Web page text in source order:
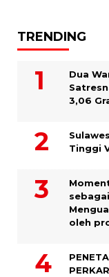
TRENDING
Dua
3,06
Tinggi
oleh